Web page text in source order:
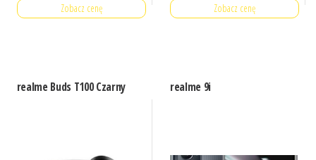
Zobacz cenę Zobacz cenę
realme Buds T100 Czarny realme 9i